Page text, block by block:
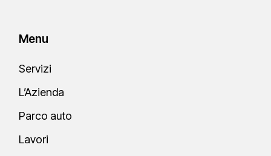
Menu
Servizi
L’Azienda
Parco auto
Lavori